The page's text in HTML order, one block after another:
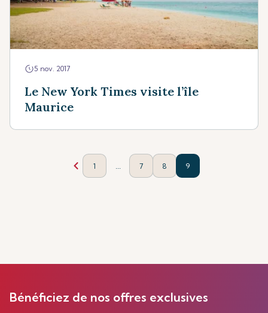
5 nov. 2017
Le New York Times visite l’île
Maurice
1 7 8 9
Bénéficiez de nos offres exclusives